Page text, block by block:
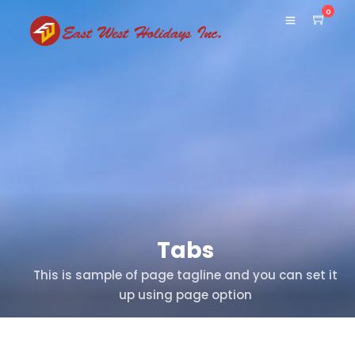
0
Tabs
This is sample of page tagline and you can set it
up using page option